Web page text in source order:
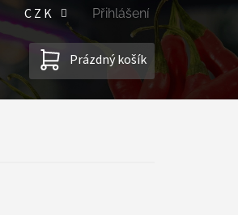
CZK Přihlášení
NÁKUPNÍ
KOŠÍK
Prázdný košík